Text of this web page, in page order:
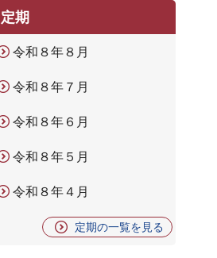
定期
令和８年８月
令和８年７月
令和８年６月
令和８年５月
令和８年４月
定期の一覧を見る